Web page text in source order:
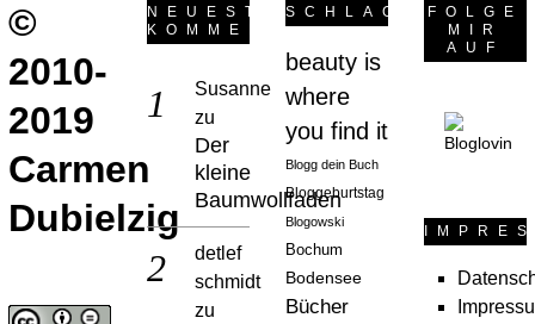
©
2010-
2019
Carmen
Dubielzig
NEUESTE
KOMMENTARE
Susanne
zu
Der
kleine
Baumwollfaden
detlef
schmidt
zu
SCHLAGWÖRTER
beauty is
where
you find it
Blogg dein Buch
Bloggeburtstag
Blogowski
Bochum
Bodensee
Bücher
FOLGE
MIR
AUF